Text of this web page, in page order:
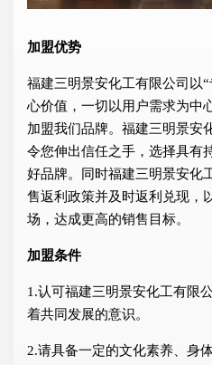
加盟优势
福建三明景安化工有限公司以
心价值，一切以用户需求为中
加盟我们品牌。福建三明景安
令您伸出信任之手，选择具有
好品牌。同时福建三明景安化
售返利政策并及时返利兑现，
场，达成更高的销售目标。
加盟条件
1.认可福建三明景安化工有限
着共同发展的意识。
2.请具备一定的文化素养、身